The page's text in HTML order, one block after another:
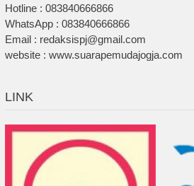
Hotline : 083840666866
WhatsApp : 083840666866
Email : redaksispj@gmail.com
website : www.suarapemudajogja.com
LINK